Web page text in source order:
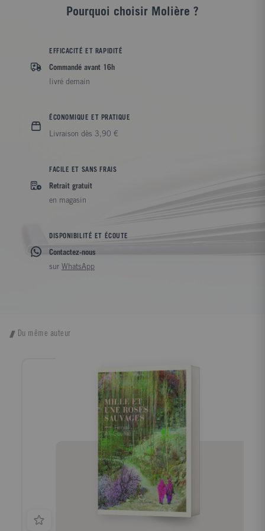
Pourquoi choisir Molière ?
EFFICACITÉ ET RAPIDITÉ
Commandé avant 16h
livré demain
ÉCONOMIQUE ET PRATIQUE
Livraison dès 3,90 €
FACILE ET SANS FRAIS
Retrait gratuit
en magasin
DISPONIBILITÉ ET ÉCOUTE
Contactez-nous
sur WhatsApp
Du même auteur